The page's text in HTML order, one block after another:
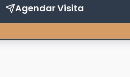
Agendar Visita